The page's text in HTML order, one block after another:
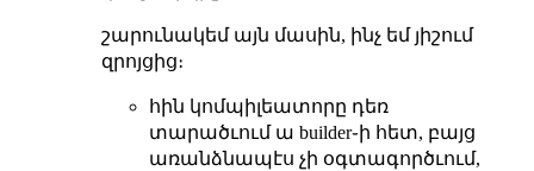
շարունակեմ այն մասին, ինչ եմ յիշում
զրոյցից։
հին կոմպիլեատորը դեռ
տարածւում ա builder֊ի հետ, բայց
առանձնապէս չի օգտագործւում,